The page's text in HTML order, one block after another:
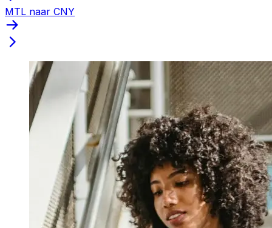
MTL naar CNY